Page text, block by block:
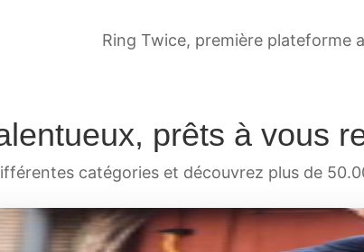
Ring Twice, première plateforme
prêts à vous
catégories et découvrez plus de